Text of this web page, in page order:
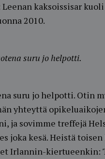
kaksoissisar
2010.
suru jo helpotti.
suru jo helpotti. Otin
yhteyttä
ja sovimme treffejä
joka kesä. Heistä toisen
Irlannin-kiertueenkin: